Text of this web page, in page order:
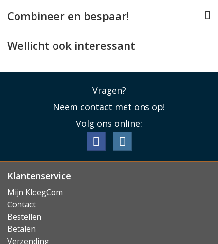
Lees minder
Combineer en bespaar!
Wellicht ook interessant
Vragen?
Neem contact met ons op!
Volg ons online:
Klantenservice
Mijn KloegCom
Contact
Bestellen
Betalen
Verzending